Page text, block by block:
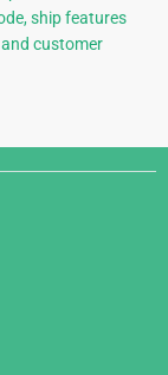
ship features
customer